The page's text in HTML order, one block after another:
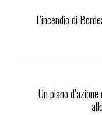
L’incendio di
Un piano